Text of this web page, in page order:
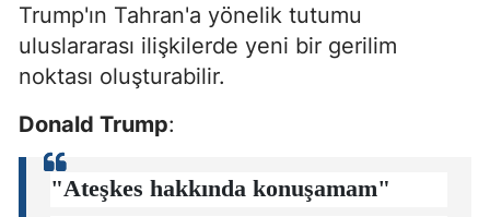
Trump'ın Tahran'a yönelik tutumu
uluslararası ilişkilerde yeni bir gerilim
noktası oluşturabilir.
Donald Trump:
"Ateşkes hakkında konuşamam"